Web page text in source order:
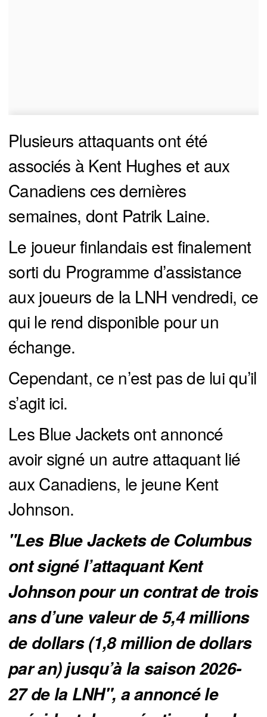
Plusieurs attaquants ont été
associés à Kent Hughes et aux
Canadiens ces dernières
semaines, dont Patrik Laine.
Le joueur finlandais est finalement
sorti du Programme d’assistance
aux joueurs de la LNH vendredi, ce
qui le rend disponible pour un
échange.
Cependant, ce n’est pas de lui qu’il
s’agit ici.
Les Blue Jackets ont annoncé
avoir signé un autre attaquant lié
aux Canadiens, le jeune Kent
Johnson.
"Les Blue Jackets de Columbus
ont signé l’attaquant Kent
Johnson pour un contrat de trois
ans d’une valeur de 5,4 millions
de dollars (1,8 million de dollars
par an) jusqu’à la saison 2026-
27 de la LNH", a annoncé le